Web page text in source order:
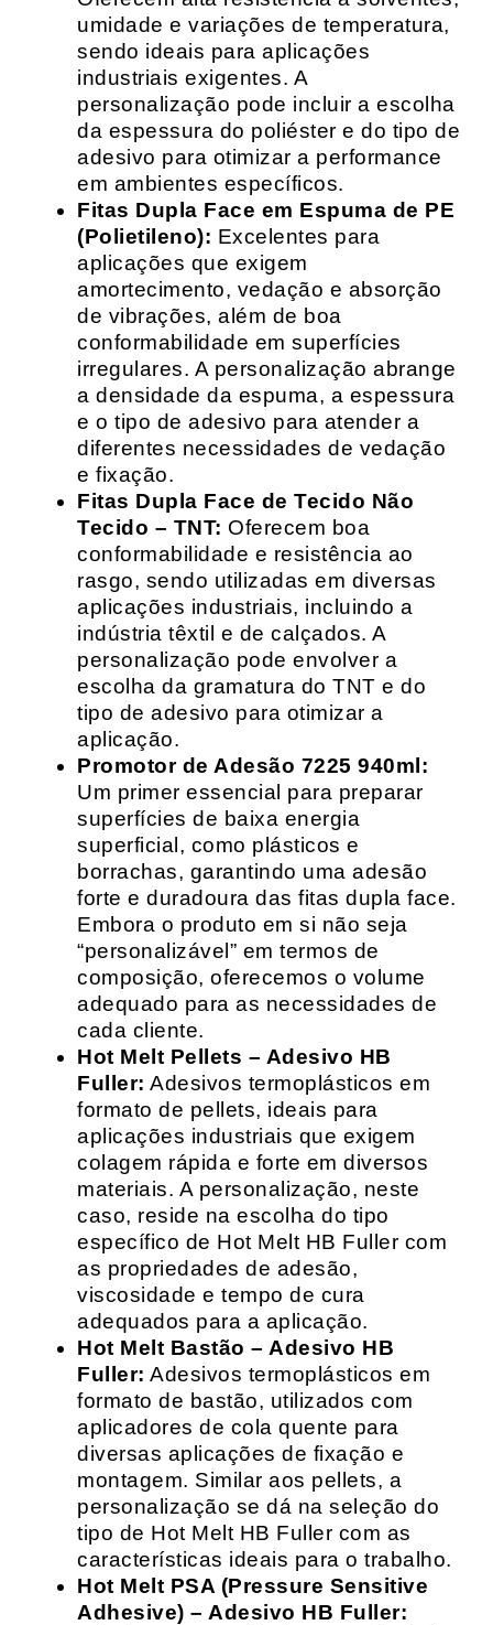
umidade e variações de temperatura,
sendo ideais para aplicações
industriais exigentes. A
personalização pode incluir a escolha
da espessura do poliéster e do tipo de
adesivo para otimizar a performance
em ambientes específicos.
Fitas Dupla Face em Espuma de PE
(Polietileno): Excelentes para
aplicações que exigem
amortecimento, vedação e absorção
de vibrações, além de boa
conformabilidade em superfícies
irregulares. A personalização abrange
a densidade da espuma, a espessura
e o tipo de adesivo para atender a
diferentes necessidades de vedação
e fixação.
Fitas Dupla Face de Tecido Não
Tecido – TNT: Oferecem boa
conformabilidade e resistência ao
rasgo, sendo utilizadas em diversas
aplicações industriais, incluindo a
indústria têxtil e de calçados. A
personalização pode envolver a
escolha da gramatura do TNT e do
tipo de adesivo para otimizar a
aplicação.
Promotor de Adesão 7225 940ml:
Um primer essencial para preparar
superfícies de baixa energia
superficial, como plásticos e
borrachas, garantindo uma adesão
forte e duradoura das fitas dupla face.
Embora o produto em si não seja
“personalizável” em termos de
composição, oferecemos o volume
adequado para as necessidades de
cada cliente.
Hot Melt Pellets – Adesivo HB
Fuller: Adesivos termoplásticos em
formato de pellets, ideais para
aplicações industriais que exigem
colagem rápida e forte em diversos
materiais. A personalização, neste
caso, reside na escolha do tipo
específico de Hot Melt HB Fuller com
as propriedades de adesão,
viscosidade e tempo de cura
adequados para a aplicação.
Hot Melt Bastão – Adesivo HB
Fuller: Adesivos termoplásticos em
formato de bastão, utilizados com
aplicadores de cola quente para
diversas aplicações de fixação e
montagem. Similar aos pellets, a
personalização se dá na seleção do
tipo de Hot Melt HB Fuller com as
características ideais para o trabalho.
Hot Melt PSA (Pressure Sensitive
Adhesive) – Adesivo HB Fuller: